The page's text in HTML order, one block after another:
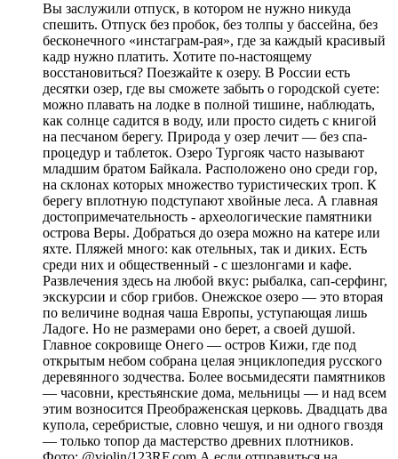
Вы заслужили отпуск, в котором не нужно никуда
спешить. Отпуск без пробок, без толпы у бассейна, без
бесконечного «инстаграм-рая», где за каждый красивый
кадр нужно платить. Хотите по-настоящему
восстановиться? Поезжайте к озеру. В России есть
десятки озер, где вы сможете забыть о городской суете:
можно плавать на лодке в полной тишине, наблюдать,
как солнце садится в воду, или просто сидеть с книгой
на песчаном берегу. Природа у озер лечит — без спа-
процедур и таблеток. Озеро Тургояк часто называют
младшим братом Байкала. Расположено оно среди гор,
на склонах которых множество туристических троп. К
берегу вплотную подступают хвойные леса. А главная
достопримечательность - археологические памятники
острова Веры. Добраться до озера можно на катере или
яхте. Пляжей много: как отельных, так и диких. Есть
среди них и общественный - с шезлонгами и кафе.
Развлечения здесь на любой вкус: рыбалка, сап-серфинг,
экскурсии и сбор грибов. Онежское озеро — это вторая
по величине водная чаша Европы, уступающая лишь
Ладоге. Но не размерами оно берет, а своей душой.
Главное сокровище Онего — остров Кижи, где под
открытым небом собрана целая энциклопедия русского
деревянного зодчества. Более восьмидесяти памятников
— часовни, крестьянские дома, мельницы — и над всем
этим возносится Преображенская церковь. Двадцать два
купола, серебристые, словно чешуя, и ни одного гвоздя
— только топор да мастерство древних плотников.